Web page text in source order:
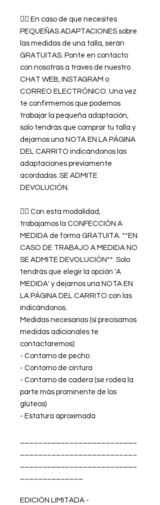
👉🏿 En caso de que necesites
PEQUEÑAS ADAPTACIONES sobre
las medidas de una talla, serán
GRATUITAS. Ponte en contacto
con nosotras a traves de nuestro
CHAT WEB, INSTAGRAM o
CORREO ELECTRÓNICO. Una vez
te confirmemos que podemos
trabajar la pequeña adaptación,
solo tendrás que comprar tu talla y
dejarnos una NOTA EN LA PÁGINA
DEL CARRITO indicándonos las
adaptaciones previamente
acordadas. SE ADMITE
DEVOLUCIÓN.
👉🏿 Con esta modalidad,
trabajamos la CONFECCIÓN A
MEDIDA de forma GRATUITA. **EN
CASO DE TRABAJO A MEDIDA NO
SE ADMITE DEVOLUCIÓN**. Solo
tendrás que elegir la opción 'A
MEDIDA' y dejarnos una NOTA EN
LA PÁGINA DEL CARRITO con las
indicándonos.
Medidas necesarias (si precisamos
medidas adicionales te
contactaremos):
- Contorno de pecho
- Contorno de cintura
- Contorno de cadera (se rodea la
parte más prominente de los
glúteos)
- Estatura aproximada
EDICIÓN LIMITADA -